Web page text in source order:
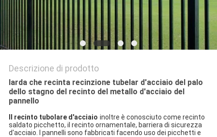
Descrizione di prodotto
Iarda che recinta recinzione tubelar d'acciaio del palo
dello stagno del recinto del metallo d'acciaio del
pannello
Il recinto tubolare d'acciaio inoltre è conosciuto come recinto
saldato picchetto, il recinto ornamentale, barriera di sicurezza
d'acciaio. I pannelli sono fabbricati facendo uso dei picchetti e